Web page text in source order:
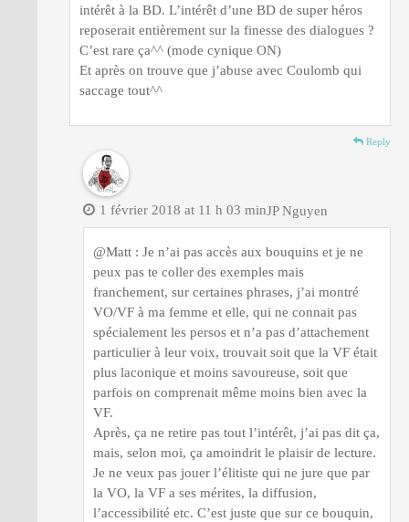
intérêt à la BD. L’intérêt d’une BD de super héros
reposerait entièrement sur la finesse des dialogues ?
C’est rare ça^^ (mode cynique ON)
Et après on trouve que j’abuse avec Coulomb qui
saccage tout^^
Reply
JP Nguyen
1 février 2018 at 11 h 03 min
@Matt : Je n’ai pas accès aux bouquins et je ne
peux pas te coller des exemples mais
franchement, sur certaines phrases, j’ai montré
VO/VF à ma femme et elle, qui ne connait pas
spécialement les persos et n’a pas d’attachement
particulier à leur voix, trouvait soit que la VF était
plus laconique et moins savoureuse, soit que
parfois on comprenait même moins bien avec la
VF.
Après, ça ne retire pas tout l’intérêt, j’ai pas dit ça,
mais, selon moi, ça amoindrit le plaisir de lecture.
Je ne veux pas jouer l’élitiste qui ne jure que par
la VO, la VF a ses mérites, la diffusion,
l’accessibilité etc. C’est juste que sur ce bouquin,